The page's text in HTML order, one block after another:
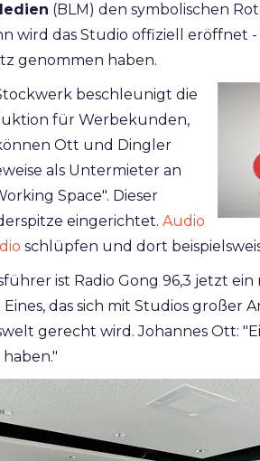
(BLM) den symbolischen
wird das Studio offiziell eröffnet
genommen haben.
beschleunigt die
für Werbekunden,
Ott und Dingler
als Untermieter an
Space". Dieser
eingerichtet. Audio
schlüpfen und dort
ist Radio Gong 96,3 jetzt
das sich mit Studios großer
gerecht wird. Johannes Ott: